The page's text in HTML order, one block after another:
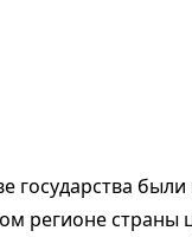
государства
регионе страны